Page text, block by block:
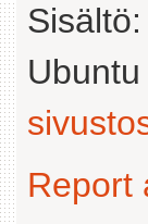
Report